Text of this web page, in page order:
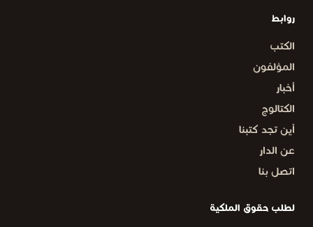
روابط
الكتب
المؤلفون
أخبار
الكتالوج
أين تجد كتبنا
عن الدار
اتصل بنا
لطلب حقوق الملكية